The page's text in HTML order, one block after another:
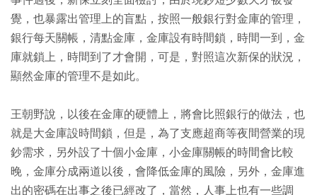
覺，也暴露出管理上的盲點，按照一般銀行對金庫的管理，
銀行每天關帳，清點金庫，金庫設有時間鎖，時間一到，金
庫就鎖上，時間到了才會開，可是，對照這次新保的狀況，
顯然金庫的管理不是如此。
王朝野說，以後在金庫的硬體上，將會比照銀行的做法，也
就是大金庫設時間鎖，但是，為了支應超商等夜間營業的現
鈔需求，另外設了十個小金庫，小金庫關帳的時間會比較
晚，金庫分成兩道以後，會降低金庫的風險，另外，金庫進
出的密碼在出事之後已經改了，當然，人事上也有一些調